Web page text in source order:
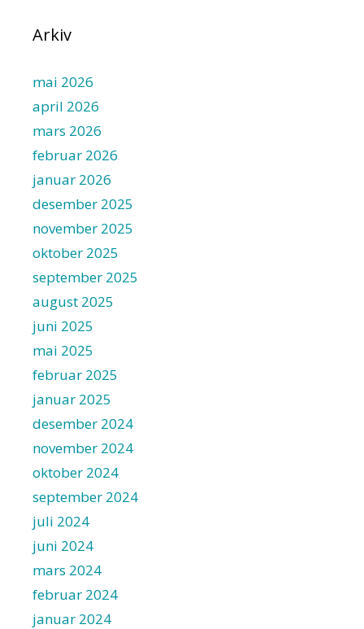
Arkiv
mai 2026
april 2026
mars 2026
februar 2026
januar 2026
desember 2025
november 2025
oktober 2025
september 2025
august 2025
juni 2025
mai 2025
februar 2025
januar 2025
desember 2024
november 2024
oktober 2024
september 2024
juli 2024
juni 2024
mars 2024
februar 2024
januar 2024